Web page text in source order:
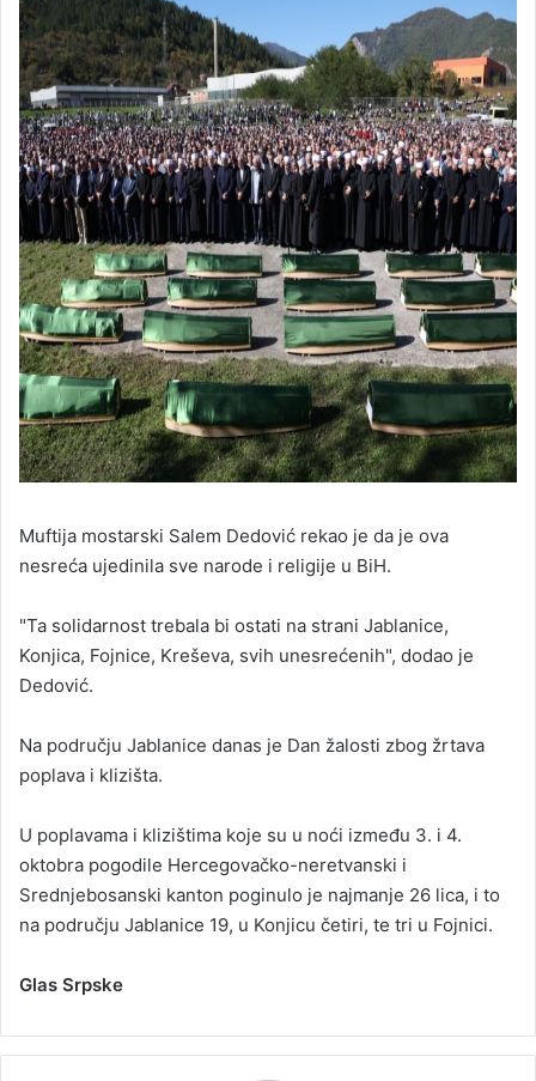
Muftija mostarski Salem Dedović rekao je da je ova
nesreća ujedinila sve narode i religije u BiH.
"Ta solidarnost trebala bi ostati na strani Jablanice,
Konjica, Fojnice, Kreševa, svih unesrećenih", dodao je
Dedović.
Na području Jablanice danas je Dan žalosti zbog žrtava
poplava i klizišta.
U poplavama i klizištima koje su u noći između 3. i 4.
oktobra pogodile Hercegovačko-neretvanski i
Srednjebosanski kanton poginulo je najmanje 26 lica, i to
na području Jablanice 19, u Konjicu četiri, te tri u Fojnici.
Glas Srpske